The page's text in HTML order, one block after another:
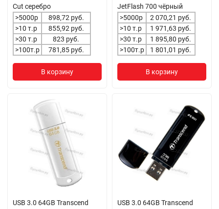
Cut серебро
>5000р
898,72 руб.
>10 т.р
855,92 руб.
>30 т.р
823 руб.
>100т.р
781,85 руб.
В корзину
JetFlash 700 чёрный
>5000р
2 070,21 руб.
>10 т.р
1 971,63 руб.
>30 т.р
1 895,80 руб.
>100т.р
1 801,01 руб.
В корзину
USB 3.0 64GB Transcend
USB 3.0 64GB Transcend